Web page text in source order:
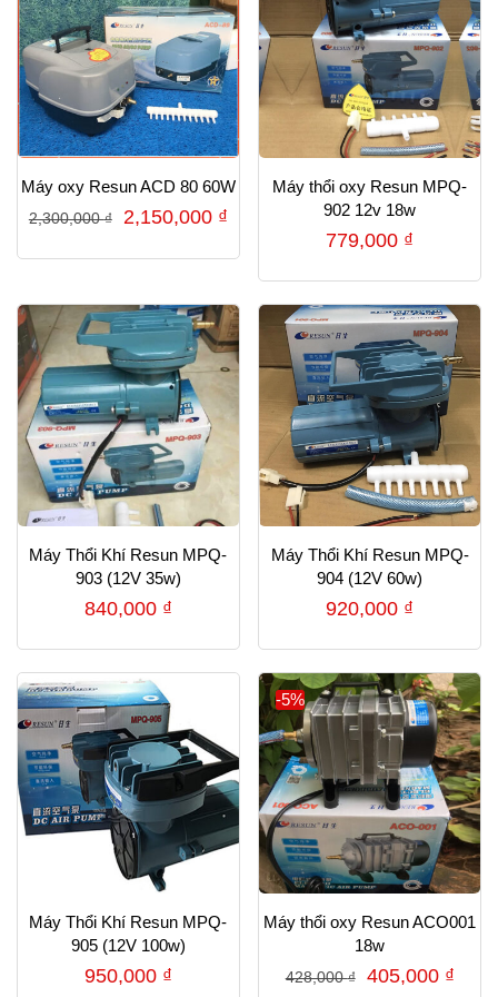
Máy oxy Resun ACD 80 60W
2,300,000₫
Giá
2,300,000 ₫.
2,150,000 ₫Giá
là:
2,150,000 ₫.
Máy thổi oxy Resun MPQ-
902 12v 18w
779,000 ₫
Máy Thổi Khí Resun MPQ-
903 (12V 35w)
840,000 ₫
Máy Thổi Khí Resun MPQ-
904 (12V 60w)
920,000 ₫
Máy Thổi Khí Resun MPQ-
905 (12V 100w)
950,000 ₫
-5%
Máy thổi oxy Resun ACO001
18w
428,000₫
Giá
405,000 ₫Giá